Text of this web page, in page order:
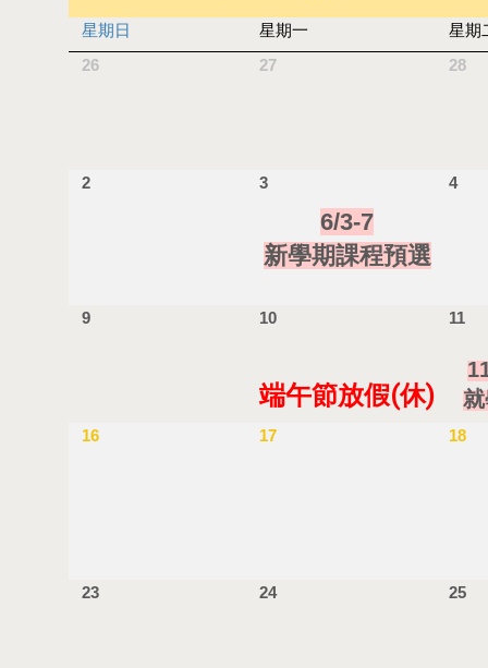
星期日 星期一
星期
26
27 28
2 3 4
6/3-7
新學期課程預選
9 10 11
端午節放假(休)
16 17 18
23 24 25